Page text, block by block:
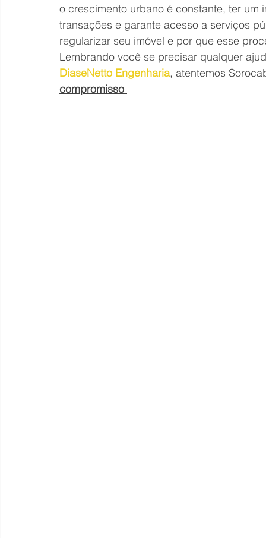
o crescimento urbano é constante, ter
transações e garante acesso a serviços
regularizar seu imóvel e por que esse
Lembrando você se precisar qualquer
DiaseNetto Engenharia, atentemos
compromisso